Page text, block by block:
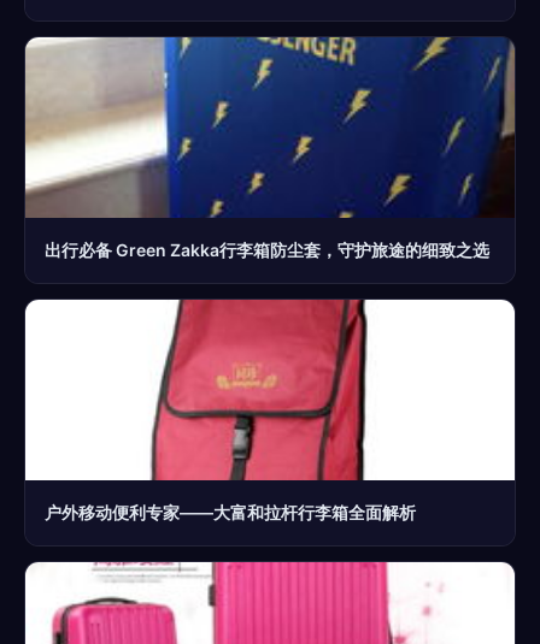
出行必备 Green Zakka行李箱防尘套，守护旅途的细致之选
户外移动便利专家——大富和拉杆行李箱全面解析